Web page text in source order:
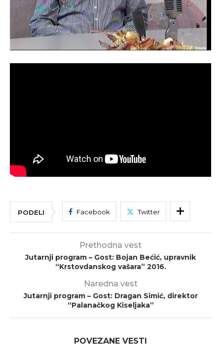
PODELI Facebook Twitter
Prethodna vest
Jutarnji program – Gost: Bojan Bećić, upravnik
“Krstovdanskog vašara” 2016.
Naredna vest
Jutarnji program – Gost: Dragan Simić, direktor
“Palanačkog Kiseljaka”
POVEZANE VESTI